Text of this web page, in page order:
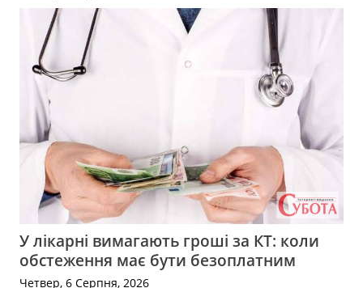
У лікарні вимагають гроші за КТ: коли
обстеження має бути безоплатним
Четвер, 6 Серпня, 2026